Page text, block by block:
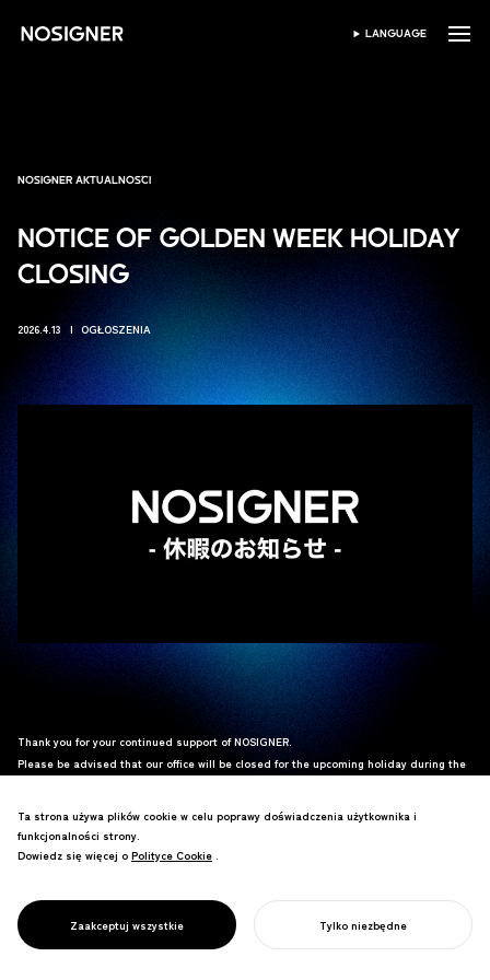
STRONA GŁÓWNA WYBIERZ JĘZYK
LANGUAGE
NOSIGNER AKTUALNOŚCI
NOTICE OF GOLDEN WEEK HOLIDAY
CLOSING
2026.4.13 OGŁOSZENIA
Thank you for your continued support of NOSIGNER.
Please be advised that our office will be closed for the upcoming holiday during the
Saturday, April 25, 2026 – Wednesday, May 6, 2026
We apologize for any inconvenience this may cause and appreciate your kind
understanding.
Ta strona używa plików cookie w celu poprawy doświadczenia użytkownika i
funkcjonalności strony.
Dowiedz się więcej o Polityce Cookie
Polityce Cookie .
Zaakceptuj wszystkie Tylko niezbędne